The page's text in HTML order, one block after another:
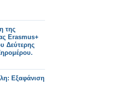
της
Erasmus+
Δεύτερης
Εξαφάνιση